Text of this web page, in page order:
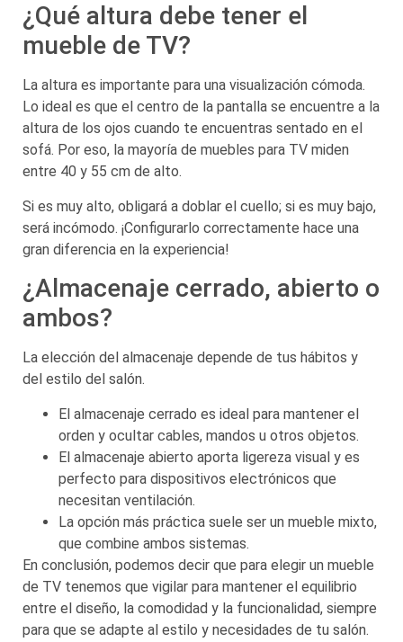
¿Qué altura debe tener el
mueble de TV?
La altura es importante para una visualización cómoda.
Lo ideal es que el centro de la pantalla se encuentre a la
altura de los ojos cuando te encuentras sentado en el
sofá. Por eso, la mayoría de muebles para TV miden
entre 40 y 55 cm de alto.
Si es muy alto, obligará a doblar el cuello; si es muy bajo,
será incómodo. ¡Configurarlo correctamente hace una
gran diferencia en la experiencia!
¿Almacenaje cerrado, abierto o
ambos?
La elección del almacenaje depende de tus hábitos y
del estilo del salón.
El almacenaje cerrado es ideal para mantener el
orden y ocultar cables, mandos u otros objetos.
El almacenaje abierto aporta ligereza visual y es
perfecto para dispositivos electrónicos que
necesitan ventilación.
La opción más práctica suele ser un mueble mixto,
que combine ambos sistemas.
En conclusión, podemos decir que para elegir un mueble
de TV tenemos que vigilar para mantener el equilibrio
entre el diseño, la comodidad y la funcionalidad, siempre
para que se adapte al estilo y necesidades de tu salón.